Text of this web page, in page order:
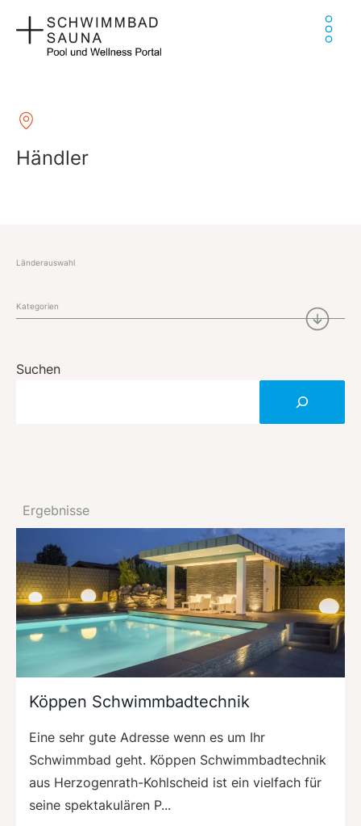
Inhalt
springen
Händler
Ergebnisse
Köppen Schwimmbadtechnik
Eine sehr gute Adresse wenn es um Ihr
Schwimmbad geht. Köppen Schwimmbadtechnik
aus Herzogenrath-Kohlscheid ist ein vielfach für
seine spektakulären P...
Länderauswahl
Kategorien
Suchen